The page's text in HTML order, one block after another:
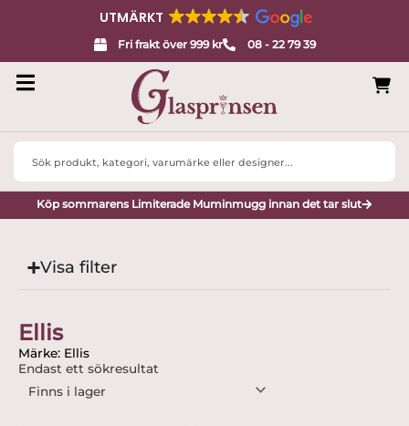
UTMÄRKT
Fri frakt över 999 kr 08 - 22 79 39
Search
Köp sommarens Limiterade Muminmugg innan det tar slut
Visa filter
Ellis
Märke: Ellis
Endast ett sökresultat